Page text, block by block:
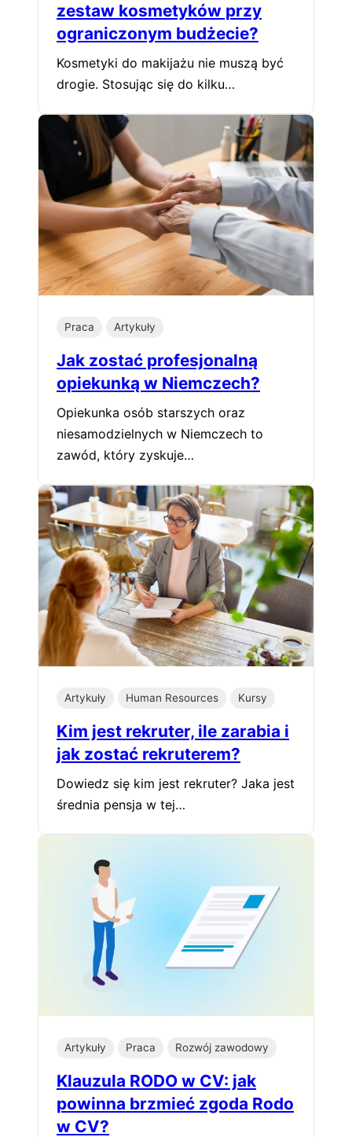
zestaw kosmetyków przy
ograniczonym budżecie?
Kosmetyki do makijażu nie muszą być
drogie. Stosując się do kilku…
Praca Artykuły
Jak zostać profesjonalną
opiekunką w Niemczech?
Opiekunka osób starszych oraz
niesamodzielnych w Niemczech to
zawód, który zyskuje…
Artykuły Human Resources Kursy
Kim jest rekruter, ile zarabia i
jak zostać rekruterem?
Dowiedz się kim jest rekruter? Jaka jest
średnia pensja w tej…
Artykuły Praca Rozwój zawodowy
Klauzula RODO w CV: jak
powinna brzmieć zgoda Rodo
w CV?